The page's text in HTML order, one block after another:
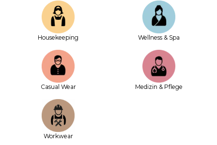
House­keeping Wellness & Spa
Casual Wear Medizin & Pflege
Workwear